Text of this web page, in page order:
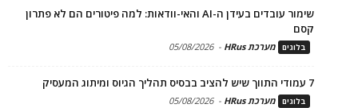
שימור עובדים בעידן ה-AI והאי-וודאות: למה פיטורים הם לא פתרון
קסם
בלוגים מערכת HRus -
05/08/2026
7 עמודי התווך שיש להציב בבסיס תהליך הגיוס ומיתוג המעסיק
בלוגים מערכת HRus -
05/08/2026